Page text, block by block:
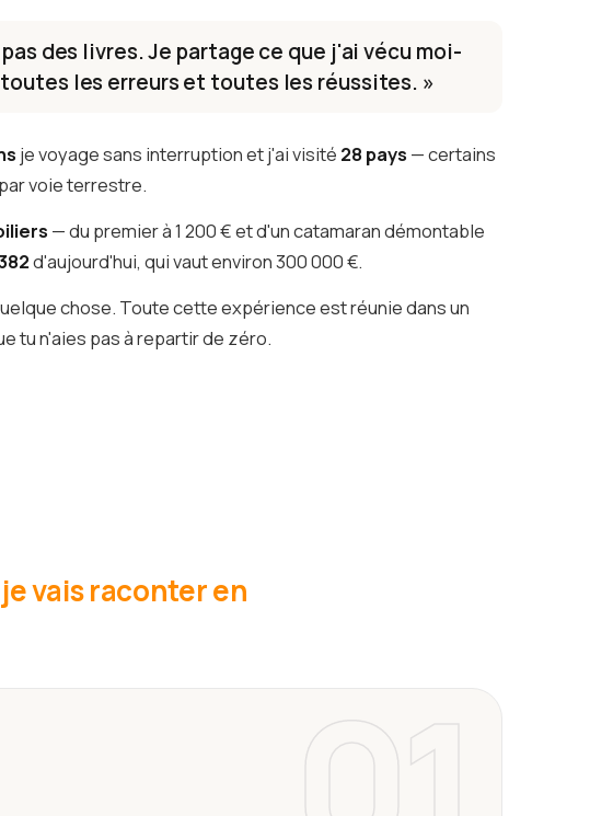
des livres. Je partage ce que j'ai vécu moi-
les erreurs et toutes les réussites. »
je voyage sans interruption et j'ai visité 28 pays — certains
voie terrestre.
— du premier à 1 200 € et d'un catamaran démontable
d'aujourd'hui, qui vaut environ 300 000 €.
chose. Toute cette expérience est réunie dans un
tu n'aies pas à repartir de zéro.
vais raconter en